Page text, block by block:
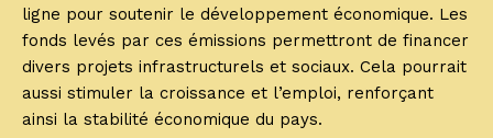
ligne pour soutenir le développement économique. Les
fonds levés par ces émissions permettront de financer
divers projets infrastructurels et sociaux. Cela pourrait
aussi stimuler la croissance et l’emploi, renforçant
ainsi la stabilité économique du pays.